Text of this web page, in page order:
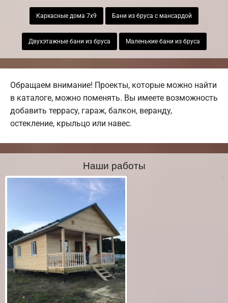
Каркасные дома 7х9 Бани из бруса с мансардой
Двухэтажные бани из бруса Маленькие бани из бруса
Обращаем внимание! Проекты, которые можно найти
в каталоге, можно поменять. Вы имеете возможность
добавить террасу, гараж, балкон, веранду,
остекление, крыльцо или навес.
Наши работы